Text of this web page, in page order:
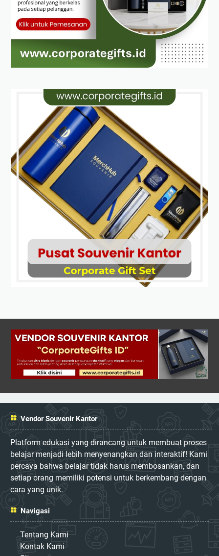
Vendor Souvenir Kantor
Platform edukasi yang dirancang untuk membuat proses
belajar menjadi lebih menyenangkan dan interaktif! Kami
percaya bahwa belajar tidak harus membosankan, dan
setiap orang memiliki potensi untuk berkembang dengan
cara yang unik.
Navigasi
Tentang Kami
Kontak Kami